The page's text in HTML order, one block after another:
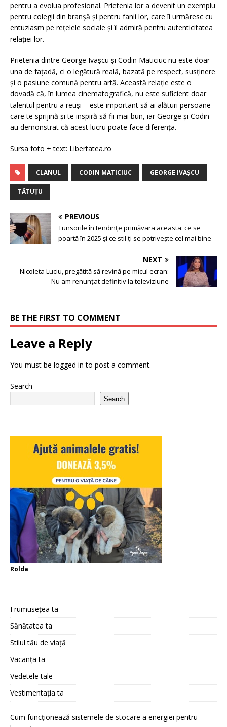
pentru a evolua profesional. Prietenia lor a devenit un exemplu
pentru colegii din branșă și pentru fanii lor, care îi urmăresc cu
entuziasm pe rețelele sociale și îi admiră pentru autenticitatea
relației lor.
Prietenia dintre George Ivașcu și Codin Maticiuc nu este doar
una de fațadă, ci o legătură reală, bazată pe respect, susținere
și o pasiune comună pentru artă. Această relație este o
dovadă că, în lumea cinematografică, nu este suficient doar
talentul pentru a reuși – este important să ai alături persoane
care te sprijină și te inspiră să fii mai bun, iar George și Codin
au demonstrat că acest lucru poate face diferența.
Sursa foto + text: Libertatea.ro
CLANUL CODIN MATICIUC GEORGE IVAȘCU
TĂTUȚU
PREVIOUS
Tunsorile în tendințe primăvara aceasta: ce se
poartă în 2025 și ce stil ți se potrivește cel mai bine
NEXT
Nicoleta Luciu, pregătită să revină pe micul ecran:
Nu am renunțat definitiv la televiziune
BE THE FIRST TO COMMENT
Leave a Reply
You must be logged in to post a comment.
Search
Search
Rolda
Frumusețea ta
Sănătatea ta
Stilul tău de viață
Vacanța ta
Vedetele tale
Vestimentația ta
Cum funcționează sistemele de stocare a energiei pentru